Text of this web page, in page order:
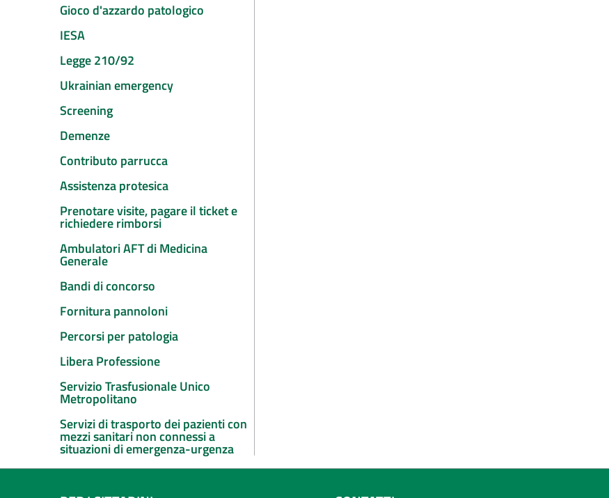
Gioco d'azzardo patologico
IESA
Legge 210/92
Ukrainian emergency
Screening
Demenze
Contributo parrucca
Assistenza protesica
Prenotare visite, pagare il ticket e
richiedere rimborsi
Ambulatori AFT di Medicina
Generale
Bandi di concorso
Fornitura pannoloni
Percorsi per patologia
Libera Professione
Servizio Trasfusionale Unico
Metropolitano
Servizi di trasporto dei pazienti con
mezzi sanitari non connessi a
situazioni di emergenza-urgenza